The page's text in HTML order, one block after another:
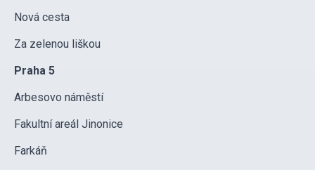
Nová cesta
Za zelenou liškou
Praha 5
Arbesovo náměstí
Fakultní areál Jinonice
Farkáň